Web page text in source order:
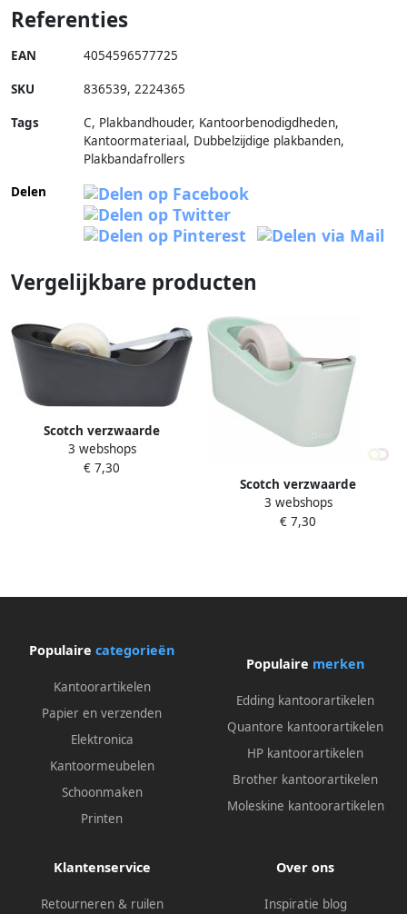
Referenties
EAN 4054596577725
SKU 836539, 2224365
Tags
C, Plakbandhouder, Kantoorbenodigdheden,
Kantoormateriaal, Dubbelzijdige plakbanden,
Plakbandafrollers
Delen
Vergelijkbare producten
Scotch verzwaarde
plakbandafroller inclusief 1
rol Magic Tape zwart
3 webshops
€ 7,30
Scotch verzwaarde
plakbandafroller inclusief 1
rol magic tape muntgroen
3 webshops
€ 7,30
Populaire categorieën
Kantoorartikelen
Papier en verzenden
Elektronica
Kantoormeubelen
Schoonmaken
Printen
Populaire merken
Edding kantoorartikelen
Quantore kantoorartikelen
HP kantoorartikelen
Brother kantoorartikelen
Moleskine kantoorartikelen
Klantenservice
Retourneren & ruilen
Over ons
Inspiratie blog